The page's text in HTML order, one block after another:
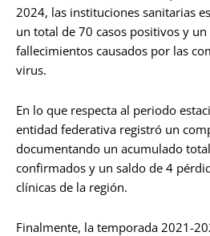
2024, las instituciones sanitarias
un total de 70 casos positivos y un
fallecimientos causados por las
virus.
En lo que respecta al periodo
entidad federativa registró un
documentando un acumulado
confirmados y un saldo de 4
clínicas de la región.
Finalmente, la temporada 2021-